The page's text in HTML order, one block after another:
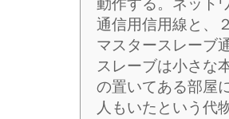
動作する。ネット
通信用信用線と、
マスタースレーブ
スレーブは小さな
の置いてある部屋
人もいたという代